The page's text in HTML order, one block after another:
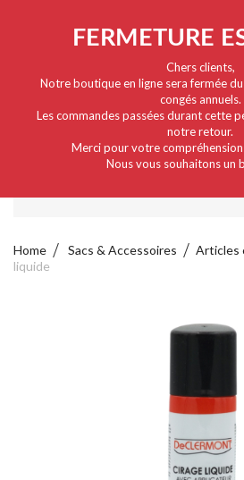
FERMETURE
Chers clients,
Notre boutique en ligne sera fermée
congés annuels.
Les commandes passées durant cette
notre retour.
Merci pour votre
Nous vous souhaitons un
Home Sacs & Accessoires Articles
liquide